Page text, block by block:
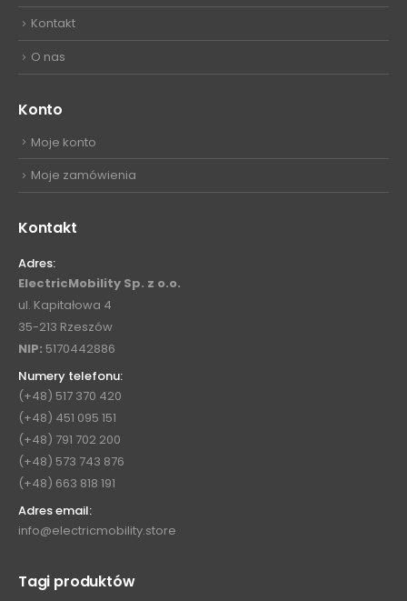
Kontakt
O nas
Konto
Moje konto
Moje zamówienia
Kontakt
Adres:
ElectricMobility Sp. z o.o.
ul. Kapitałowa 4
35-213 Rzeszów
NIP: 5170442886
Numery telefonu:
(+48) 517 370 420
(+48) 451 095 151
(+48) 791 702 200
(+48) 573 743 876
(+48) 663 818 191
Adres email:
info@electricmobility.store
Tagi produktów